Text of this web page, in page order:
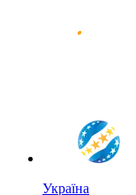
Україна